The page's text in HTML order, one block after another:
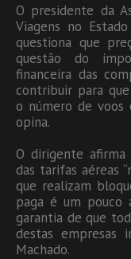
O presidente da
Viagens no
questiona que
questão do
financeira das
contribuir para
o número de voos
opina.
O dirigente afirma
das tarifas aéreas
que realizam
paga é um pouco
garantia de que
destas empresas
Machado.